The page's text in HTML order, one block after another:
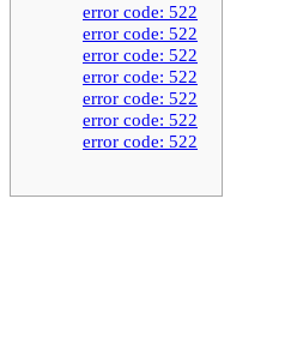
error code: 522
error code: 522
error code: 522
error code: 522
error code: 522
error code: 522
error code: 522